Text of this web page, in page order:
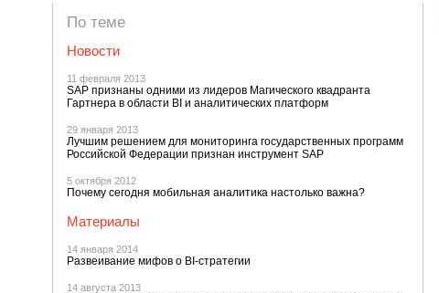
По теме
Новости
11 февраля 2013
SAP признаны одними из лидеров Магического квадранта
Гартнера в области BI и аналитических платформ
29 января 2013
Лучшим решением для мониторинга государственных программ
Российской Федерации признан инструмент SAP
5 октября 2012
Почему сегодня мобильная аналитика настолько важна?
Материалы
14 января 2014
Развеивание мифов о BI-стратегии
14 августа 2013